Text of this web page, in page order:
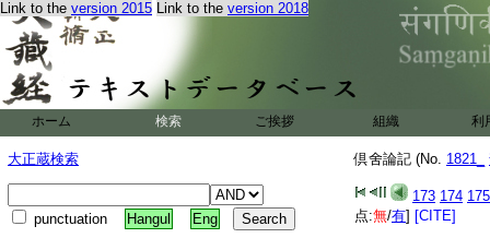
Link to the version 2015 Link to the version 2018
ホーム 検索 ご挨拶 組織 利
大正蔵検索
punctuation Hangul Eng
倶舍論記 (No. 1821_
173 174 175
点:無/有] [CITE]
法近行通雜･不雜
總或別皆名不雜。
於五外隨縁多少。
皆名雜縁。此中言法
於諸境中數遊行故
近行。如何身受
唯依意至故亦非行
是 8 唯意識故不名
行。故正理云以意